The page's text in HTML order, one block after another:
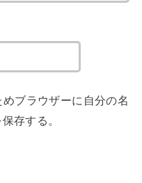
ブラウザーに自分の名
存する。